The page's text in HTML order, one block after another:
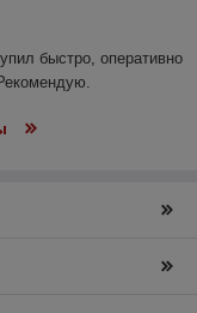
быстро, оперативно